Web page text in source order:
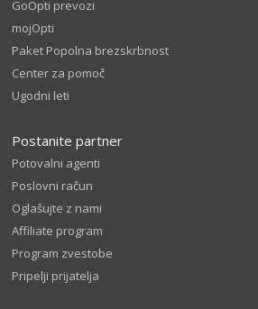
GoOpti prevozi
mojOpti
Paket Popolna brezskrbnost
Center za pomoč
Ugodni leti
Postanite partner
Potovalni agenti
Poslovni račun
Oglašujte z nami
Affiliate program
Program zvestobe
Pripelji prijatelja